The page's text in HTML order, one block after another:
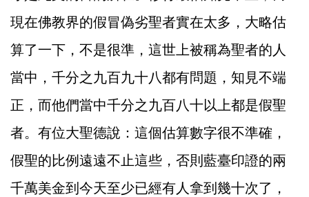
現在佛教界的假冒偽劣聖者實在太多，大略估
算了一下，不是很準，這世上被稱為聖者的人
當中，千分之九百九十八都有問題，知見不端
正，而他們當中千分之九百八十以上都是假聖
者。有位大聖德說：這個估算數字很不準確，
假聖的比例遠遠不止這些，否則藍臺印證的兩
千萬美金到今天至少已經有人拿到幾十次了，